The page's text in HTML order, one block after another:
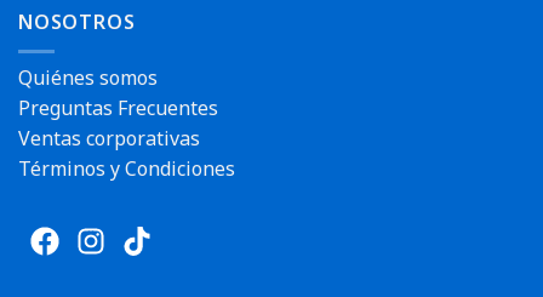
NOSOTROS
Quiénes somos
Preguntas Frecuentes
Ventas corporativas
Términos y Condiciones